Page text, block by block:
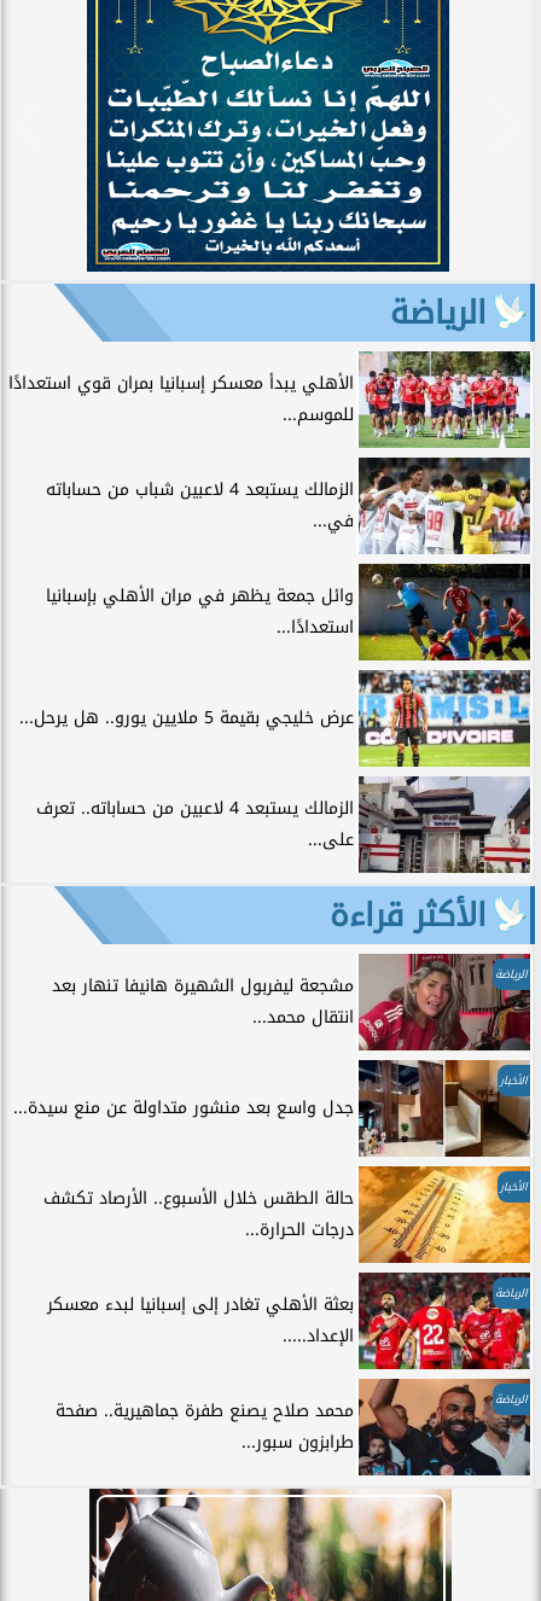
الرياضة
الأهلي يبدأ معسكر إسبانيا بمران قوي استعدادًا
للموسم...
الزمالك يستبعد 4 لاعبين شباب من حساباته
في...
وائل جمعة يظهر في مران الأهلي بإسبانيا
استعدادًا...
عرض خليجي بقيمة 5 ملايين يورو.. هل يرحل...
الزمالك يستبعد 4 لاعبين من حساباته.. تعرف
على...
الأكثر قراءة
الرياضة
مشجعة ليفربول الشهيرة هانيفا تنهار بعد
انتقال محمد...
الأخبار
جدل واسع بعد منشور متداولة عن منع سيدة...
الأخبار
حالة الطقس خلال الأسبوع.. الأرصاد تكشف
درجات الحرارة...
الرياضة
بعثة الأهلي تغادر إلى إسبانيا لبدء معسكر
الإعداد.....
الرياضة
محمد صلاح يصنع طفرة جماهيرية.. صفحة
طرابزون سبور...